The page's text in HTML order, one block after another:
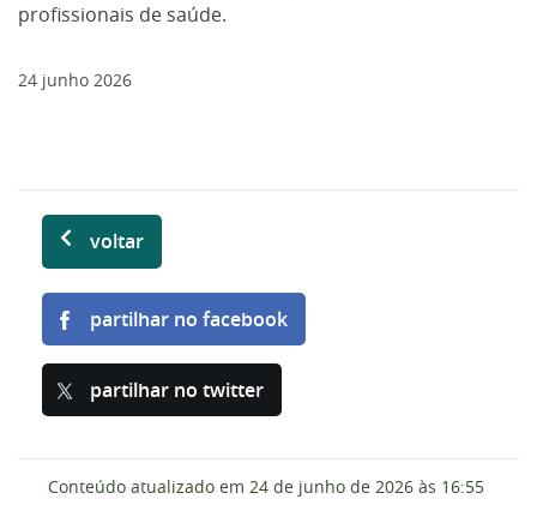
profissionais de saúde.
24 junho 2026
voltar
partilhar no facebook
partilhar no twitter
Conteúdo atualizado em 24 de junho de 2026 às 16:55